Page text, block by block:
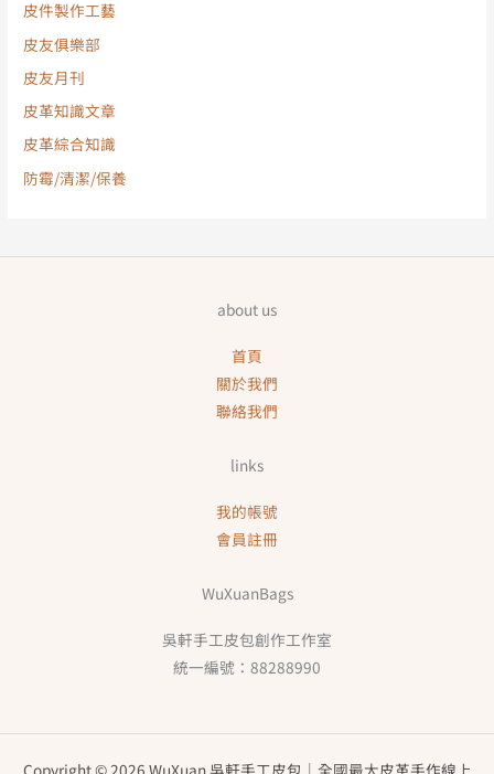
皮件製作工藝
皮友俱樂部
皮友月刊
皮革知識文章
皮革綜合知識
防霉/清潔/保養
about us
首頁
關於我們
聯絡我們
links
我的帳號
會員註冊
WuXuanBags
吳軒手工皮包創作工作室
統一編號：88288990